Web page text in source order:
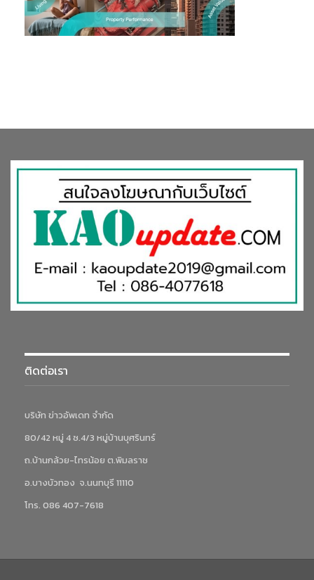
ติดต่อเรา
บริษัท ข่าวอัพเดท จำกัด
80/42 หมู่ 4 ซ.4/3 หมู่บ้านบุศรินทร์
ถ.บ้านกล้วย-ไทรน้อย ต.พิมลราช
อ.บางบัวทอง จ.นนทบุรี 11110
โทร. 086 407-7618